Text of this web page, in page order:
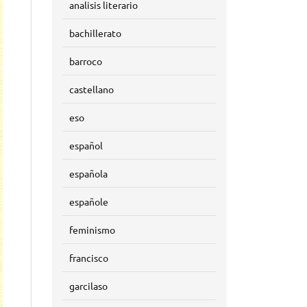
analisis literario
bachillerato
barroco
castellano
eso
español
española
españole
feminismo
francisco
garcilaso